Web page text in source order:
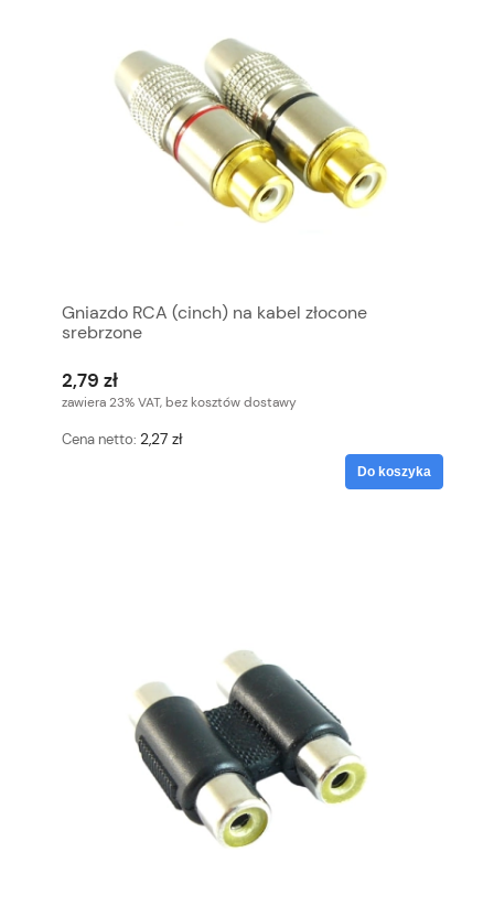
Gniazdo RCA (cinch) na kabel złocone
srebrzone
2,79 zł
zawiera 23% VAT, bez kosztów dostawy
Cena netto: 2,27 zł
Do koszyka